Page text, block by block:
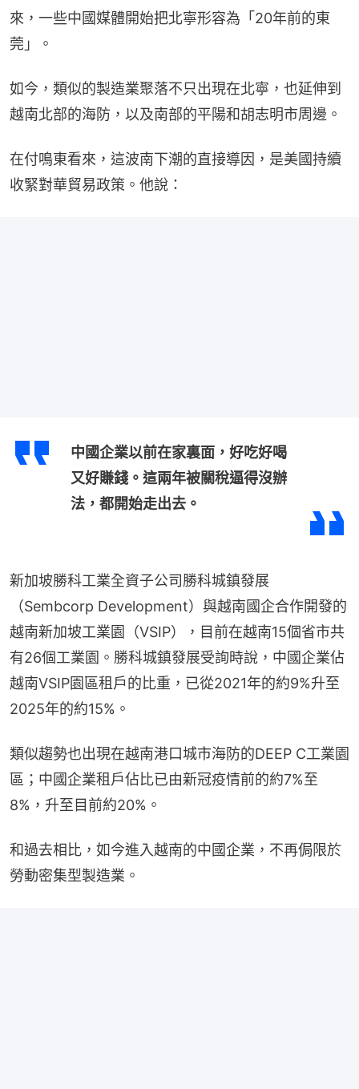
來，一些中國媒體開始把北寧形容為「20年前的東
莞」。
如今，類似的製造業聚落不只出現在北寧，也延伸到
越南北部的海防，以及南部的平陽和胡志明市周邊。
在付鳴東看來，這波南下潮的直接導因，是美國持續
收緊對華貿易政策。他說：
中國企業以前在家裏面，好吃好喝
又好賺錢。這兩年被關稅逼得沒辦
法，都開始走出去。
新加坡勝科工業全資子公司勝科城鎮發展
（Sembcorp Development）與越南國企合作開發的
越南新加坡工業園（VSIP），目前在越南15個省市共
有26個工業園。勝科城鎮發展受詢時說，中國企業佔
越南VSIP園區租戶的比重，已從2021年的約9%升至
2025年的約15%。
類似趨勢也出現在越南港口城市海防的DEEP C工業園
區；中國企業租戶佔比已由新冠疫情前的約7%至
8%，升至目前約20%。
和過去相比，如今進入越南的中國企業，不再侷限於
勞動密集型製造業。